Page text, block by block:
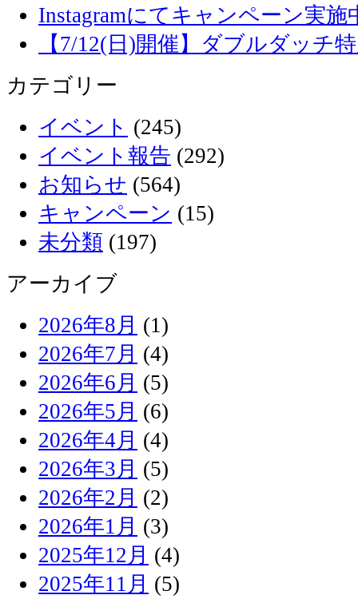
Instagramにてキャンペーン実施
【7/12(日)開催】ダブルダッチ
カテゴリー
イベント (245)
イベント報告 (292)
お知らせ (564)
キャンペーン (15)
未分類 (197)
アーカイブ
2026年8月 (1)
2026年7月 (4)
2026年6月 (5)
2026年5月 (6)
2026年4月 (4)
2026年3月 (5)
2026年2月 (2)
2026年1月 (3)
2025年12月 (4)
2025年11月 (5)